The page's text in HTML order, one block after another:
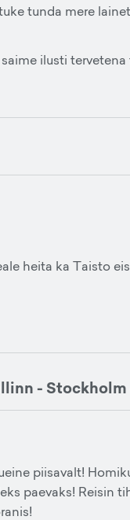
tunda mere
ilusti tervetena
heita ka Taisto
-
piisavalt!
paevaks! Reisin